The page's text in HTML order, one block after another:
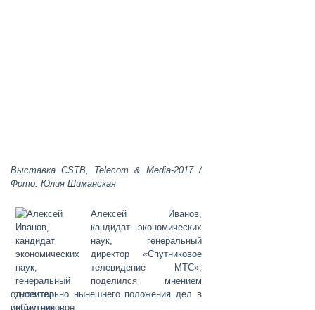
Выставка CSTB, Telecom & Media-2017 /
Фото: Юлия Шиманская
Алексей Иванов,
кандидат экономических
наук, генеральный
директор «Спутниковое
телевидение МТС»,
поделился мнением
относительно нынешнего положения дел в
индустрии: